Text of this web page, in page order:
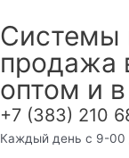
к
содержимому
Системы
продажа
оптом и
+7 (383) 210
Каждый день с 9-00